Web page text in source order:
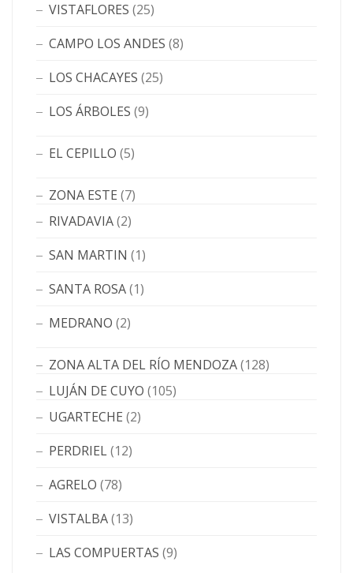
VISTAFLORES (25)
CAMPO LOS ANDES (8)
LOS CHACAYES (25)
LOS ÁRBOLES (9)
EL CEPILLO (5)
ZONA ESTE (7)
RIVADAVIA(2)
SAN MARTIN (1)
SANTA ROSA(1)
MEDRANO (2)
ZONA ALTA DEL RÍO MENDOZA(128)
LUJÁN DE CUYO (105)
UGARTECHE (2)
PERDRIEL(12)
AGRELO (78)
VISTALBA(13)
LAS COMPUERTAS (9)